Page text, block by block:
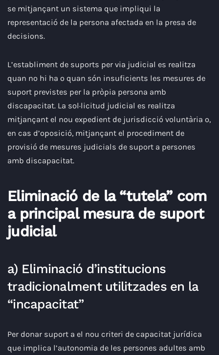
se mitjançant un sistema que impliqui la
representació de la persona afectada en la presa de
decisions.
L’establiment de suports per via judicial es realitza
quan no hi ha o quan són insuficients les mesures de
suport previstes per la pròpia persona amb
discapacitat. La sol·licitud judicial es realitza
mitjançant el nou expedient de jurisdicció voluntària o,
en cas d’oposició, mitjançant el procediment de
provisió de mesures judicials de suport a persones
amb discapacitat.
Eliminació de la “tutela” com
a principal mesura de suport
judicial
a) Eliminació d’institucions
tradicionalment utilitzades en la
“incapacitat”
Per donar suport a el nou criteri de capacitat jurídica
que implica l’autonomia de les persones adultes amb